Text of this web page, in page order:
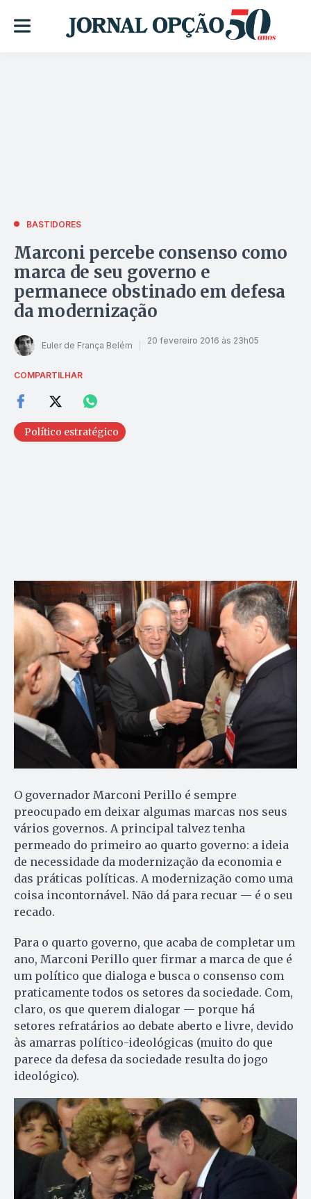
BASTIDORES
Marconi percebe consenso como
marca de seu governo e
permanece obstinado em defesa
da modernização
Euler de França Belém 20 fevereiro 2016 às 23h05
COMPARTILHAR
Político estratégico
O governador Marconi Perillo é sempre
preocupado em deixar algumas marcas nos seus
vários governos. A principal talvez tenha
permeado do primeiro ao quarto governo: a ideia
de necessidade da modernização da economia e
das práticas políticas. A modernização como uma
coisa incontornável. Não dá para recuar — é o seu
recado.
Para o quarto governo, que acaba de completar um
ano, Marconi Perillo quer firmar a marca de que é
um político que dialoga e busca o consenso com
praticamente todos os setores da sociedade. Com,
claro, os que querem dialogar — porque há
setores refratários ao debate aberto e livre, devido
às amarras político-ideológicas (muito do que
parece da defesa da sociedade resulta do jogo
ideológico).